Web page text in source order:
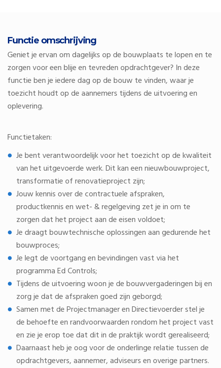
Functie omschrijving
Geniet je ervan om dagelijks op de bouwplaats te lopen en te
zorgen voor een blije en tevreden opdrachtgever? In deze
functie ben je iedere dag op de bouw te vinden, waar je
toezicht houdt op de aannemers tijdens de uitvoering en
oplevering.
Functietaken:
Je bent verantwoordelijk voor het toezicht op de kwaliteit
van het uitgevoerde werk. Dit kan een nieuwbouwproject,
transformatie of renovatieproject zijn;
Jouw kennis over de contractuele afspraken,
productkennis en wet- & regelgeving zet je in om te
zorgen dat het project aan de eisen voldoet;
Je draagt bouwtechnische oplossingen aan gedurende het
bouwproces;
Je legt de voortgang en bevindingen vast via het
programma Ed Controls;
Tijdens de uitvoering woon je de bouwvergaderingen bij en
zorg je dat de afspraken goed zijn geborgd;
Samen met de Projectmanager en Directievoerder stel je
de behoefte en randvoorwaarden rondom het project vast
en zie je erop toe dat dit in de praktijk wordt gerealiseerd;
Daarnaast heb je oog voor de onderlinge relatie tussen de
opdrachtgevers, aannemer, adviseurs en overige partners.